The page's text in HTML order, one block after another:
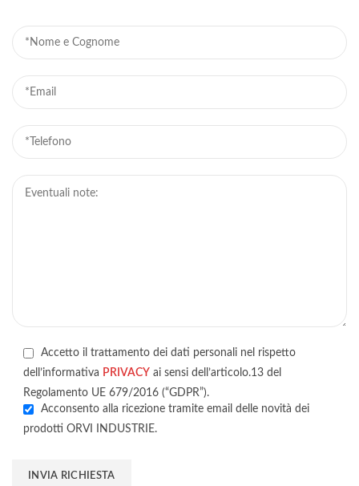
Accetto il trattamento dei dati personali nel rispetto
dell’informativa PRIVACY ai sensi dell’articolo.13 del
Regolamento UE 679/2016 (“GDPR”).
Acconsento alla ricezione tramite email delle novità dei
prodotti ORVI INDUSTRIE.